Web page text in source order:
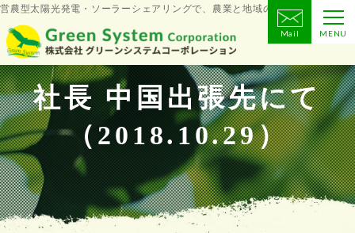
コ
ン
テ
ン
ツ
へ
ス
キ
ッ
プ
営農型太陽光発電・ソーラーシェアリングで、農業と地域の未来をつくる
Mail MENU
社長 中国出張先にて
（2018.10.29）